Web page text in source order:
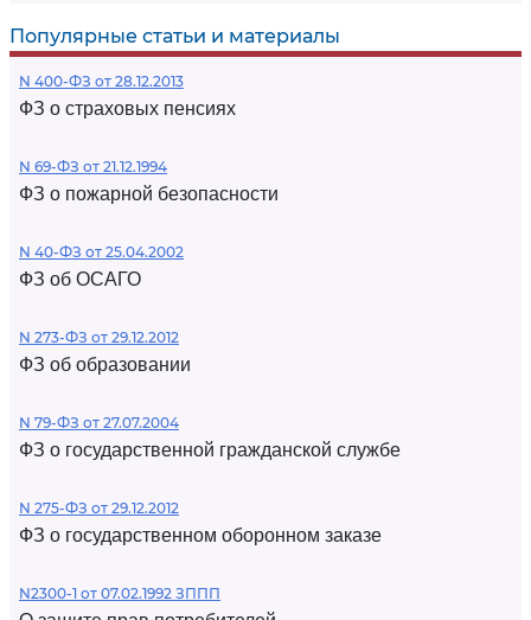
Популярные статьи и материалы
N 400-ФЗ от 28.12.2013
ФЗ о страховых пенсиях
N 69-ФЗ от 21.12.1994
ФЗ о пожарной безопасности
N 40-ФЗ от 25.04.2002
ФЗ об ОСАГО
N 273-ФЗ от 29.12.2012
ФЗ об образовании
N 79-ФЗ от 27.07.2004
ФЗ о государственной гражданской службе
N 275-ФЗ от 29.12.2012
ФЗ о государственном оборонном заказе
N2300-1 от 07.02.1992 ЗППП